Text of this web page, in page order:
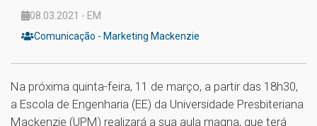
08.03.2021 - EM
Comunicação - Marketing Mackenzie
Na próxima quinta-feira, 11 de março, a partir das 18h30,
a Escola de Engenharia (EE) da Universidade Presbiteriana
Mackenzie (UPM) realizará a sua aula magna, que terá